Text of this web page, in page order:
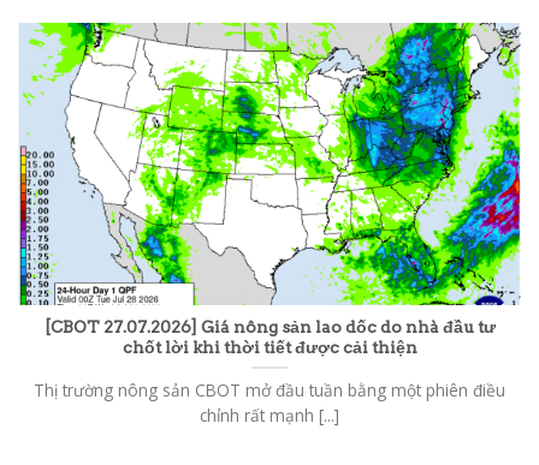
[CBOT 27.07.2026] Giá nông sản lao dốc do nhà đầu tư
chốt lời khi thời tiết được cải thiện
Thị trường nông sản CBOT mở đầu tuần bằng một phiên điều
chỉnh rất mạnh [...]